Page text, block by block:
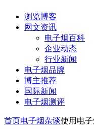
浏览博客
网文资讯
电子烟百科
企业动态
行业新闻
电子烟品牌
博主推荐
国际新闻
电子烟测评
首页电子烟杂谈使用电